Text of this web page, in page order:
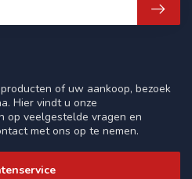
of uw aankoop, bezoek
Hier vindt u onze
op veelgestelde vragen en
met ons op te nemen.